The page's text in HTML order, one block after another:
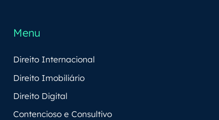
Menu
Direito Internacional
Direito Imobiliário
Direito Digital
Contencioso e Consultivo